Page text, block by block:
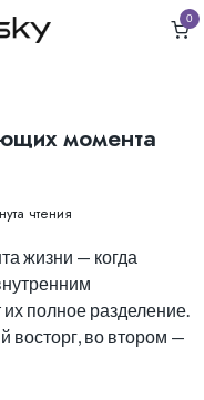
0
момента
чтения
жизни — когда
полное разделение.
восторг, во втором —